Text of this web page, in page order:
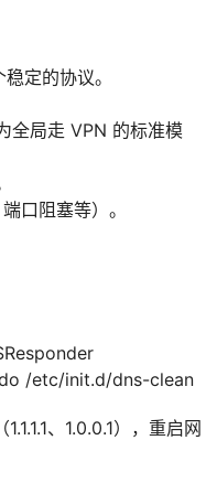
定的协议。
全局走 VPN 的标准模
口阻塞等）。
/etc/init.d/dns-clean
、1.0.0.1），重启网